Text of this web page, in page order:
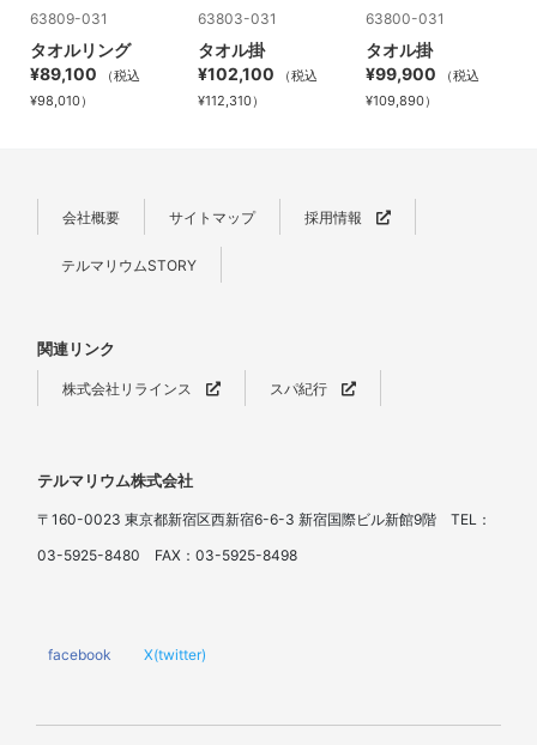
63809-031
タオルリング
¥89,100
（税込
¥98,010）
63803-031
タオル掛
¥102,100
（税込
¥112,310）
63800-031
タオル掛
¥99,900
（税込
¥109,890）
会社概要 サイトマップ 採用情報
テルマリウムSTORY
関連リンク
株式会社リラインス スパ紀行
テルマリウム株式会社
〒160-0023 東京都新宿区西新宿6-6-3 新宿国際ビル新館9階 TEL：
03-5925-8480 FAX：03-5925-8498
facebook X(twitter)